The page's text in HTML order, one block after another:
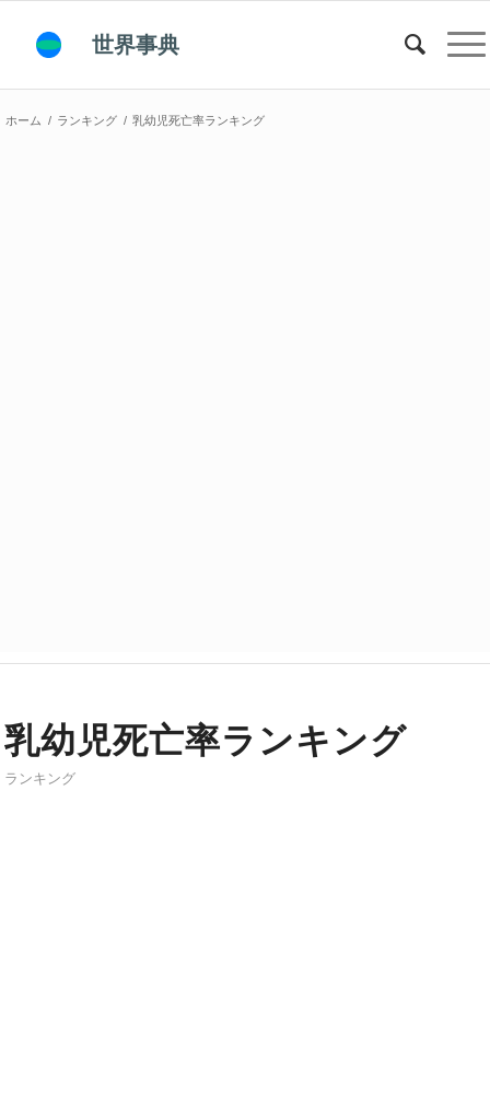
世界事典
ホーム / ランキング / 乳幼児死亡率ランキング
乳幼児死亡率ランキング
ランキング